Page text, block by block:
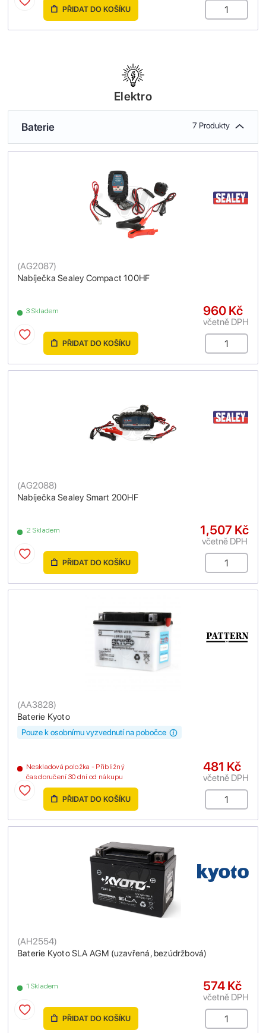
PŘIDAT DO KOŠÍKU
Elektro
Baterie 7 Produkty
Nabíječka Sealey Compact 100HF
(AG2087)
3 Skladem 960 Kč
včetně DPH
PŘIDAT DO KOŠÍKU
Nabíječka Sealey Smart 200HF
(AG2088)
2 Skladem 1,507 Kč
včetně DPH
PŘIDAT DO KOŠÍKU
Baterie Kyoto
(AA3828)
Neskladová položka - Přibližný
čas doručení 30 dní od nákupu
Pouze k osobnímu vyzvednutí na pobočce
481 Kč
včetně DPH
PŘIDAT DO KOŠÍKU
Baterie Kyoto SLA AGM (uzavřená, bezúdržbová)
(AH2554)
1 Skladem 574 Kč
včetně DPH
PŘIDAT DO KOŠÍKU